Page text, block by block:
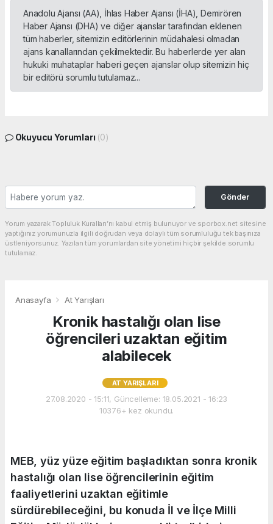
Anadolu Ajansı (AA), İhlas Haber Ajansı (İHA), Demirören
Haber Ajansı (DHA) ve diğer ajanslar tarafından eklenen
tüm haberler, sitemizin editörlerinin müdahalesi olmadan
ajans kanallarından çekilmektedir. Bu haberlerde yer alan
hukuki muhataplar haberi geçen ajanslar olup sitemizin hiç
bir editörü sorumlu tutulamaz...
Okuyucu Yorumları (0)
Gönder
Yorum yazarak Topluluk Kuralları’nı kabul etmiş bulunuyor ve sporbox.net sitesine
yaptığınız yorumunuzla ilgili doğrudan veya dolaylı tüm sorumluluğu tek başınıza
üstleniyorsunuz. Yazılan tüm yorumlardan site yönetimi hiçbir şekilde sorumlu
tutulamaz.
Anasayfa At Yarışları
Kronik hastalığı olan lise
öğrencileri uzaktan eğitim
alabilecek
AT YARIŞLARI
27.08.2020 - 15:11, Güncelleme: 18.05.2021 - 16:23
10376+ kez okundu.
MEB, yüz yüze eğitim başladıktan sonra kronik
hastalığı olan lise öğrencilerinin eğitim
faaliyetlerini uzaktan eğitimle
sürdürebileceğini, bu konuda İl ve İlçe Milli